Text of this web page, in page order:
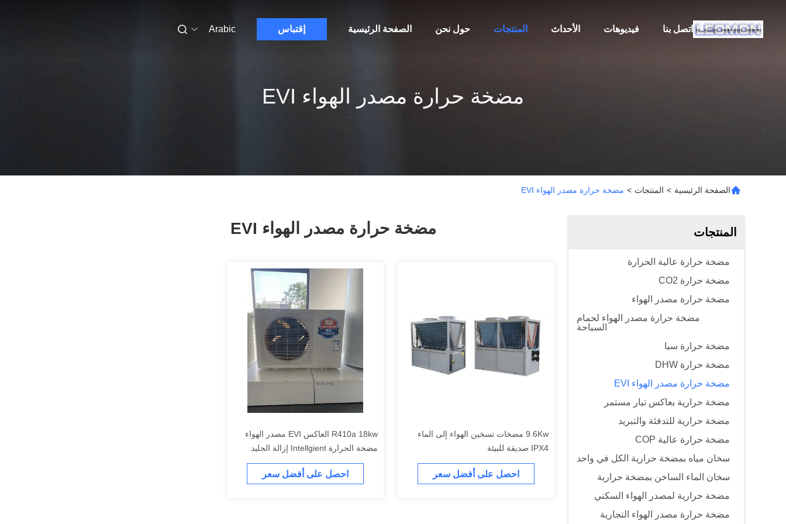
الصفحة الرئيسية حول نحن المنتجات الأحداث فيديوهات اتصل بنا إقتباس Arabic
مضخة حرارة مصدر الهواء EVI
الصفحة الرئيسية > المنتجات > مضخة حرارة مصدر الهواء EVI
المنتجات
مضخة حرارة عالية الحرارة
مضخة حرارة CO2
مضخة حرارة مصدر الهواء
مضخة حرارة مصدر الهواء لحمام
السباحة
مضخة حرارة سبا
مضخة حرارة DHW
مضخة حرارة مصدر الهواء EVI
مضخة حرارية بعاكس تيار مستمر
مضخة حرارية للتدفئة والتبريد
مضخة حرارة عالية COP
سخان مياه بمضخة حرارية الكل في واحد
سخان الماء الساخن بمضخة حرارية
مضخة حرارية لمصدر الهواء السكني
مضخة حرارة مصدر الهواء التجارية
مضخة حرارة مصدر الهواء EVI
9.6Kw مضخات تسخين الهواء إلى الماء
IPX4 صديقة للبيئة
احصل على أفضل سعر
R410a 18kw العاكس EVI مصدر الهواء
مضخة الحرارة Intellgient إزالة الجليد
التلقائي
احصل على أفضل سعر